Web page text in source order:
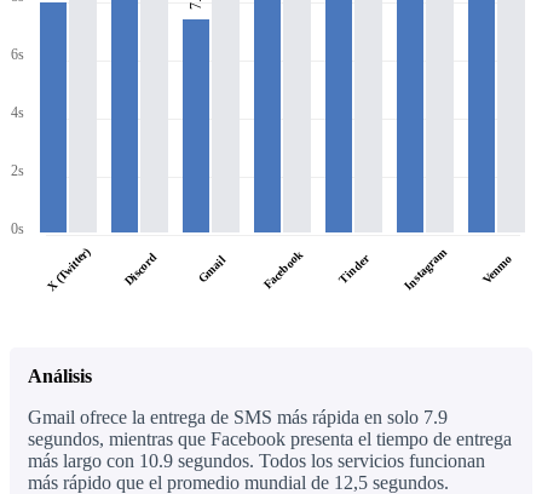
6s
4s
2s
0s
X (Twitter) Discord Gmail Facebook Tinder Instagram Venmo
Análisis
Gmail ofrece la entrega de SMS más rápida en solo 7.9
segundos, mientras que Facebook presenta el tiempo de entrega
más largo con 10.9 segundos. Todos los servicios funcionan
más rápido que el promedio mundial de 12,5 segundos.